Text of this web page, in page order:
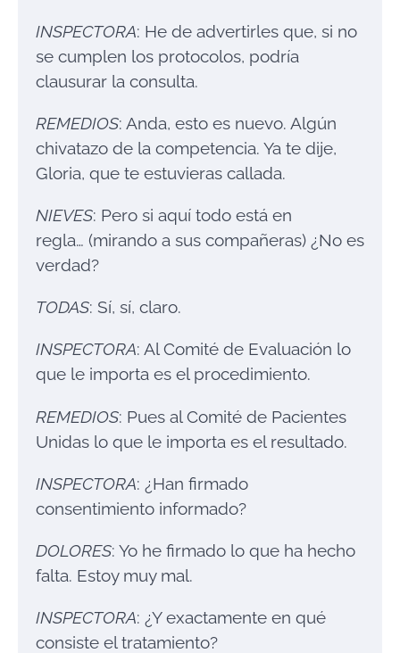
INSPECTORA: He de advertirles que, si no
se cumplen los protocolos, podría
clausurar la consulta.
REMEDIOS: Anda, esto es nuevo. Algún
chivatazo de la competencia. Ya te dije,
Gloria, que te estuvieras callada.
NIEVES: Pero si aquí todo está en
regla… (mirando a sus compañeras) ¿No es
verdad?
TODAS: Sí, sí, claro.
INSPECTORA: Al Comité de Evaluación lo
que le importa es el procedimiento.
REMEDIOS: Pues al Comité de Pacientes
Unidas lo que le importa es el resultado.
INSPECTORA: ¿Han firmado
consentimiento informado?
DOLORES: Yo he firmado lo que ha hecho
falta. Estoy muy mal.
INSPECTORA: ¿Y exactamente en qué
consiste el tratamiento?